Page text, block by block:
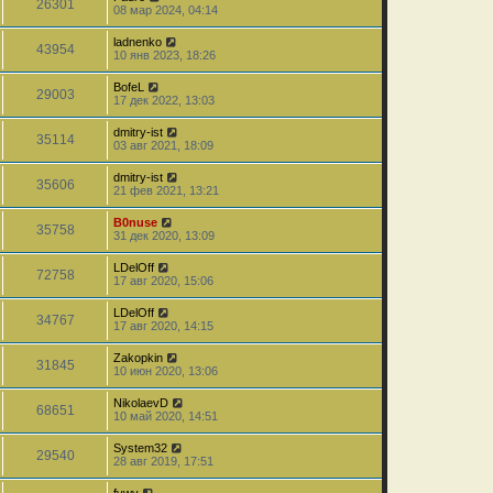
26301
08 мар 2024, 04:14
43954
ladnenko
10 янв 2023, 18:26
29003
BofeL
17 дек 2022, 13:03
35114
dmitry-ist
03 авг 2021, 18:09
35606
dmitry-ist
21 фев 2021, 13:21
35758
B0nuse
31 дек 2020, 13:09
72758
LDelOff
17 авг 2020, 15:06
34767
LDelOff
17 авг 2020, 14:15
31845
Zakopkin
10 июн 2020, 13:06
68651
NikolaevD
10 май 2020, 14:51
29540
System32
28 авг 2019, 17:51